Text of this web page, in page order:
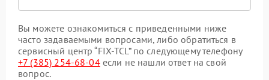
Вы можете ознакомиться с приведенными ниже
часто задаваемыми вопросами, либо обратиться в
сервисный центр “FIX-TCL” по следующему телефону
+7 (385) 254-68-04если не нашли ответ на свой
вопрос.